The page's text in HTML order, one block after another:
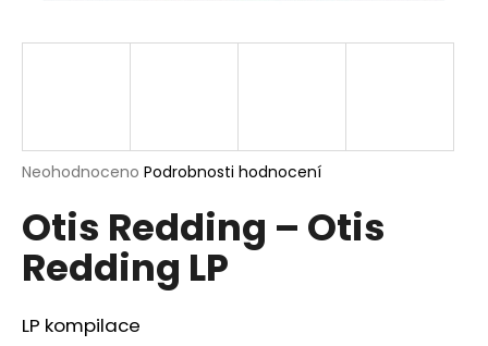
Průměrné
produktu
je
0,0
hvězdiček.
Neohodnoceno Podrobnosti hodnocení
Otis Redding – Otis
Redding LP
LP kompilace
j
?
HLEDAT